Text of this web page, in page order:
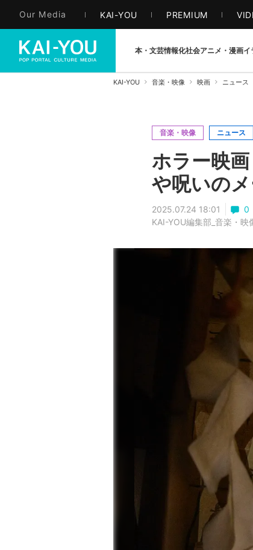
Our Media KAI-YOU PREMIUM
本・文芸情報化社会アニメ・漫画イ
KAI-YOU 音楽・映像 映画 ニュース
音楽・映像 ニュース
ホラー映
や呪いの
2025.07.24 18:01 0
KAI-YOU編集部_音楽・映